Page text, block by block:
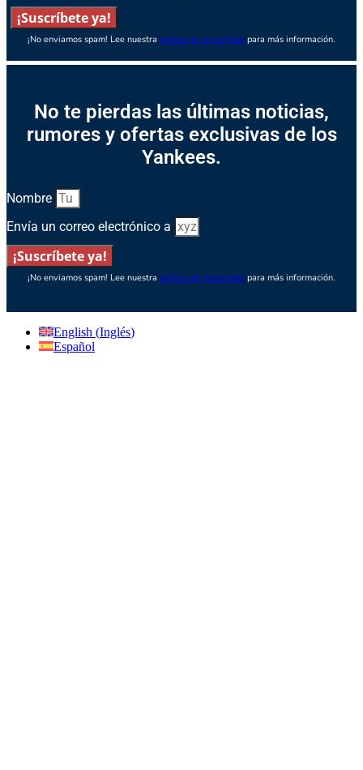
¡Suscríbete ya!
¡No enviamos spam! Lee nuestra política de privacidad para más información.
No te pierdas las últimas noticias,
rumores y ofertas exclusivas de los
Yankees.
Nombre
Envía un correo electrónico a
¡Suscríbete ya!
¡No enviamos spam! Lee nuestra política de privacidad para más información.
English (Inglés)
Español